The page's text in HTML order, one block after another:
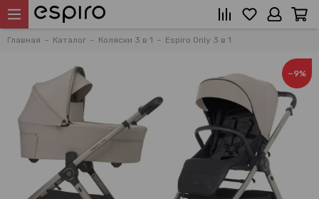
Главная Каталог Коляски 3 в 1 Espiro Only 3 в 1
−9%